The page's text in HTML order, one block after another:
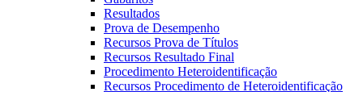
Resultados
Prova de Desempenho
Recursos Prova de Títulos
Recursos Resultado Final
Procedimento Heteroidentificação
Recursos Procedimento de Heteroidentificação